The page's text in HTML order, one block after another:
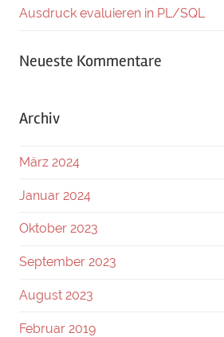
Ausdruck evaluieren in PL/SQL
Neueste Kommentare
Archiv
März 2024
Januar 2024
Oktober 2023
September 2023
August 2023
Februar 2019